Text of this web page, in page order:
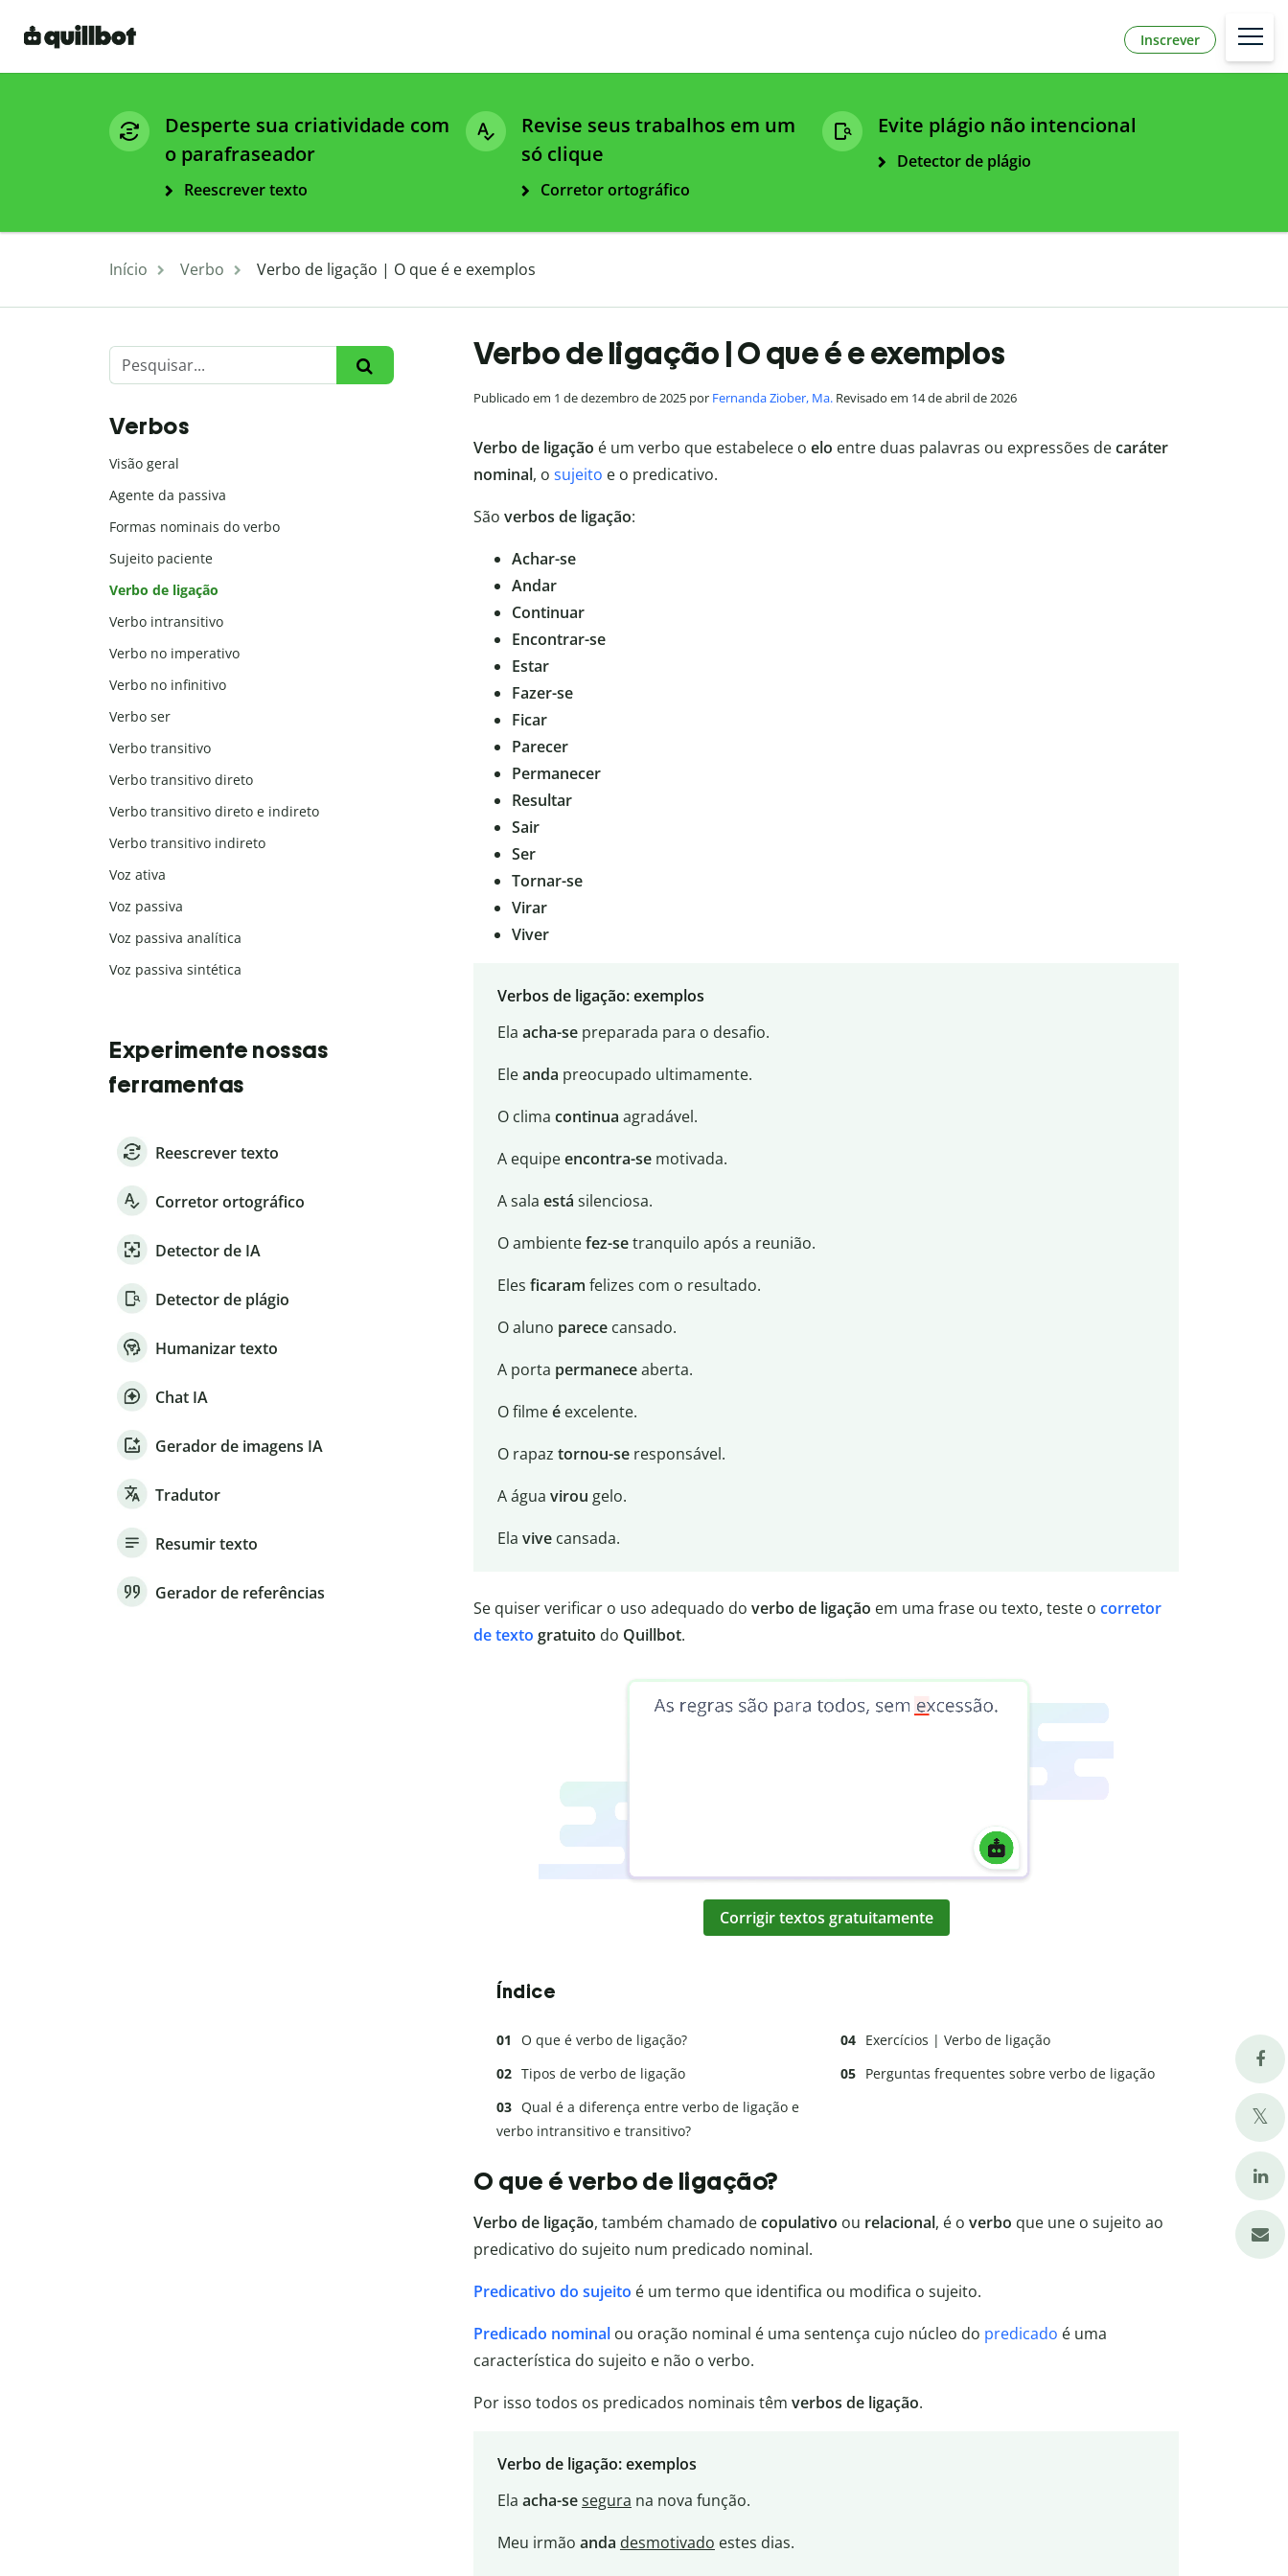
Inscrever
Desperte sua criatividade com
o parafraseador
Reescrever texto
Revise seus trabalhos em um
só clique
Corretor ortográfico
Evite plágio não intencional
Detector de plágio
Início Verbo Verbo de ligação | O que é e exemplos
Verbo de ligação | O que é e exemplos
Publicado em 1 de dezembro de 2025 por Fernanda Ziober, Ma. Revisado em 14 de abril de 2026
Verbo de ligação é um verbo que estabelece o elo entre duas palavras ou expressões decaráter
nominal, o sujeito e o predicativo.
São verbos de ligação:
Achar-se
Andar
Continuar
Encontrar-se
Estar
Fazer-se
Ficar
Parecer
Permanecer
Resultar
Sair
Ser
Tornar-se
Virar
Viver
Verbos de ligação: exemplos
Ela acha-sepreparada para o desafio.
Eleanda preocupado ultimamente.
O clima continua agradável.
A equipeencontra-semotivada.
A sala está silenciosa.
O ambientefez-setranquilo após a reunião.
Eles ficaram felizes com o resultado.
O aluno parececansado.
A porta permaneceaberta.
O filmeéexcelente.
O rapaz tornou-seresponsável.
A água virou gelo.
Ela vivecansada.
Se quiser verificar o uso adequado do verbo de ligação em uma frase ou texto, teste o corretor
de texto gratuito do Quillbot.
Corrigir textos gratuitamente
Índice
O que é verbo de ligação?
Tipos de verbo de ligação
Qual é a diferença entre verbo de ligação e
verbo intransitivo e transitivo?
Exercícios | Verbo de ligação
Perguntas frequentes sobre verbo de ligação
O que é verbo de ligação?
Verbo de ligação, também chamado decopulativo ou relacional, é o verbo que une o sujeito ao
predicativo do sujeito num predicado nominal.
Predicativo do sujeito é um termo que identifica ou modifica o sujeito.
Predicado nominal ou oração nominal é uma sentença cujo núcleo do predicado é uma
característica do sujeito e não o verbo.
Por isso todos os predicados nominais têm verbos de ligação.
Verbo de ligação: exemplos
Ela acha-sesegura na nova função.
Meu irmão anda desmotivado estes dias.
Verbos
Visão geral
Agente da passiva
Formas nominais do verbo
Sujeito paciente
Verbo de ligação
Verbo intransitivo
Verbo no imperativo
Verbo no infinitivo
Verbo ser
Verbo transitivo
Verbo transitivo direto
Verbo transitivo direto e indireto
Verbo transitivo indireto
Voz ativa
Voz passiva
Voz passiva analítica
Voz passiva sintética
Experimente nossas
ferramentas
Reescrever texto
Corretor ortográfico
Detector de IA
Detector de plágio
Humanizar texto
Chat IA
Gerador de imagens IA
Tradutor
Resumir texto
Gerador de referências